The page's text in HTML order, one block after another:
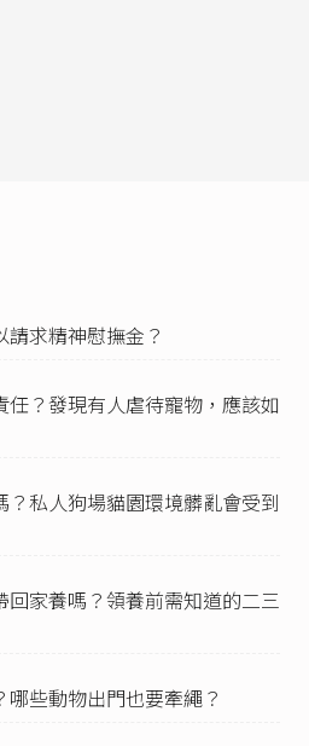
16條第1項：「保育類野生動
、繁殖。」
原棲息於自然中的野生動
於「騷擾」野生動物的行為，
法第18條第1項：「保育類野生
境容許量者。
求精神慰撫金？
？發現有人虐待寵物，應該如
私人狗場貓園環境髒亂會受到
家養嗎？領養前需知道的二三
些動物出門也要牽繩？